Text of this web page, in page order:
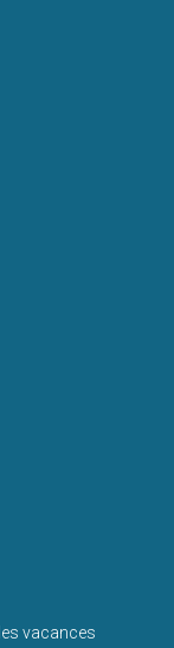
vacances